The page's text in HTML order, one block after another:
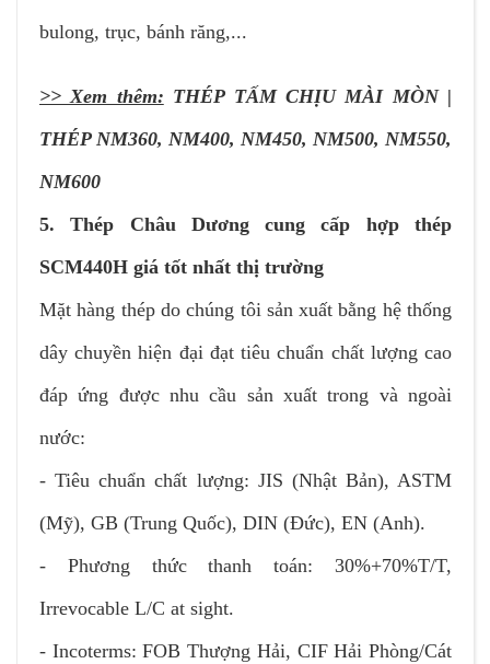
bulong, trục, bánh răng,...
>> Xem thêm: THÉP TẤM CHỊU MÀI MÒN |
THÉP NM360, NM400, NM450, NM500, NM550,
NM600
5. Thép Châu Dương cung cấp hợp thép
SCM440H giá tốt nhất thị trường
Mặt hàng thép do chúng tôi sản xuất bằng hệ thống
dây chuyền hiện đại đạt tiêu chuẩn chất lượng cao
đáp ứng được nhu cầu sản xuất trong và ngoài
nước:
- Tiêu chuẩn chất lượng: JIS (Nhật Bản), ASTM
(Mỹ), GB (Trung Quốc), DIN (Đức), EN (Anh).
- Phương thức thanh toán: 30%+70%T/T,
Irrevocable L/C at sight.
- Incoterms: FOB Thượng Hải, CIF Hải Phòng/Cát